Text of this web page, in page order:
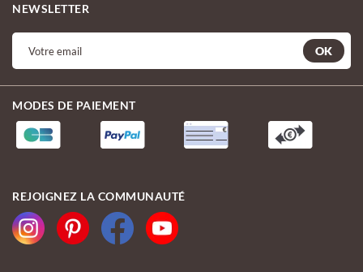
NEWSLETTER
OK
MODES DE PAIEMENT
REJOIGNEZ LA COMMUNAUTÉ